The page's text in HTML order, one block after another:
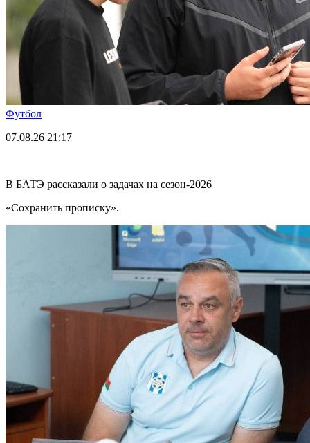
Футбол
07.08.26 21:17
В БАТЭ рассказали о задачах на сезон-2026
«Сохранить прописку».